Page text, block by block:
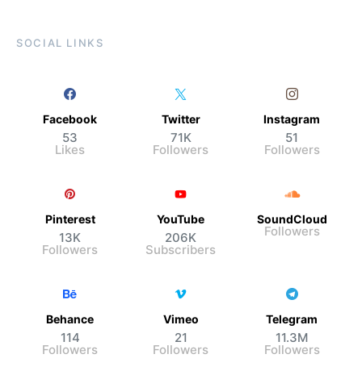
SOCIAL LINKS
Facebook
53
Likes
Twitter
71K
Followers
Instagram
51
Followers
Pinterest
13K
Followers
YouTube
206K
Subscribers
SoundCloud
Followers
Behance
114
Followers
Vimeo
21
Followers
Telegram
11.3M
Followers